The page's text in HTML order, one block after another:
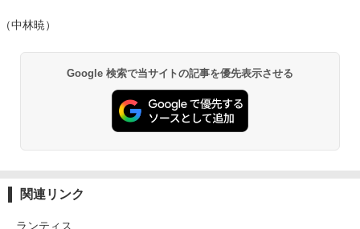
（中林暁）
Google 検索で当サイトの記事を優先表示させる
関連リンク
ランティス